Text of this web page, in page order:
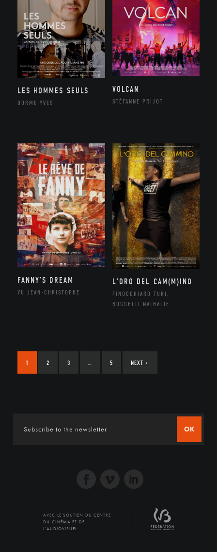
LES HOMMES SEULS
DORME YVES
VOLCAN
STÉFANNE PRIJOT
FANNY’S DREAM
YU JEAN-CHRISTOPHE
L’ORO DEL CAM(M)INO
FINOCCHIARO TURI,
ROSSETTI NATHALIE
1 2 3 5 NEXT ›
OK
AVEC LE SOUTIEN DU CENTRE
DU CINÉMA ET DE
L'AUDIOVISUEL